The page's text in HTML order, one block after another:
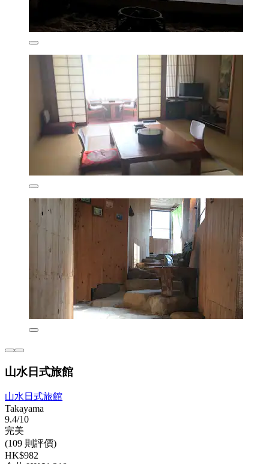
山水日式旅館
山水日式旅館
Takayama
9.4/10
完美
(109 則評價)
HK$982